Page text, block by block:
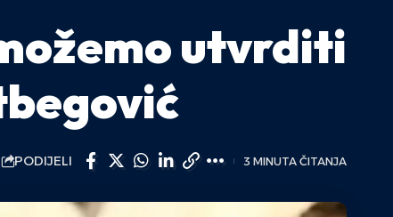
utvrditi
PODIJELI 3 MINUTA ČITANJA